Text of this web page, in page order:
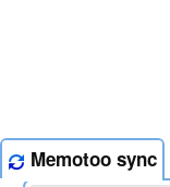
Memotoo sync